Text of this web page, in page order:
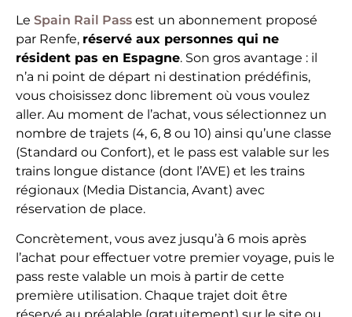
Le Spain Rail Pass est un abonnement proposé
par Renfe, réservé aux personnes qui ne
résident pas en Espagne. Son gros avantage : il
n’a ni point de départ ni destination prédéfinis,
vous choisissez donc librement où vous voulez
aller. Au moment de l’achat, vous sélectionnez un
nombre de trajets (4, 6, 8 ou 10) ainsi qu’une classe
(Standard ou Confort), et le pass est valable sur les
trains longue distance (dont l’AVE) et les trains
régionaux (Media Distancia, Avant) avec
réservation de place.
Concrètement, vous avez jusqu’à 6 mois après
l’achat pour effectuer votre premier voyage, puis le
pass reste valable un mois à partir de cette
première utilisation. Chaque trajet doit être